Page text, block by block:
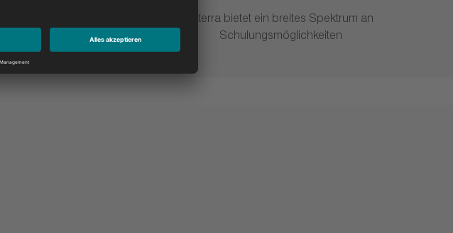
und Flyer zum downloaden
in unserer Mediabox
Niterra bietet ein breites Spektrum an
Schulungsmöglichkeiten